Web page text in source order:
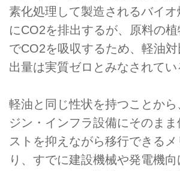
素化処理して製造されるバイ
にCO2を排出するが、原料の
でCO2を吸収するため、軽油
出量は実質ゼロとみなされてい
軽油と同じ性状を持つことから
ジン・インフラ設備にそのまま
ストを抑えながら移行できる
り、すでに建設機械や発電機